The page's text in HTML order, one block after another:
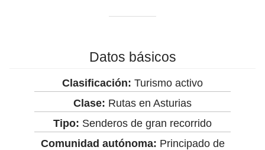
Datos básicos
Clasificación: Turismo activo
Clase: Rutas en Asturias
Tipo: Senderos de gran recorrido
Comunidad autónoma: Principado de